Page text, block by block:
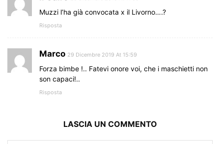
Muzzi l’ha già convocata x il Livorno….?
Risposta
Marco 29 Dicembre 2019 At 15:59
Forza bimbe !.. Fatevi onore voi, che i maschietti non
son capaci!..
Risposta
LASCIA UN COMMENTO